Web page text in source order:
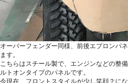
オーバーフェンダー同様、前後エプロンパ
ます。
こちらはスチール製で、エンジンなどの整
ルトオンタイプのパネルです。
今現在、フロントスタイルが少し笑顔？に